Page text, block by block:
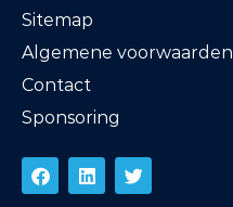
Sitemap
Algemene voorwaarden
Contact
Sponsoring